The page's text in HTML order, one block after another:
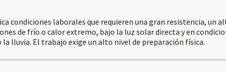
condiciones laborales que requieren una gran resistencia, un
de frío o calor extremo, bajo la luz solar directa y en
lluvia. El trabajo exige un alto nivel de preparación física.